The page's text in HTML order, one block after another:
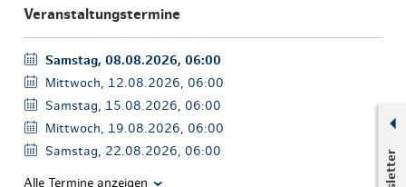
Veranstaltungstermine
Samstag, 08.08.2026, 06:00
Mittwoch, 12.08.2026, 06:00
Samstag, 15.08.2026, 06:00
Mittwoch, 19.08.2026, 06:00
Samstag, 22.08.2026, 06:00
Alle Termine anzeigen